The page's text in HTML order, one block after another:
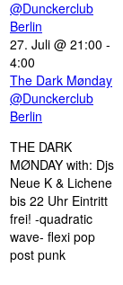
@Dunckerclub
Berlin
27. Juli @ 21:00 -
4:00
The Dark Mønday
@Dunckerclub
Berlin
THE DARK
MØNDAY with: Djs
Neue K & Lichene
bis 22 Uhr Eintritt
frei! -quadratic
wave- flexi pop
post punk